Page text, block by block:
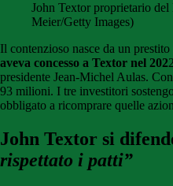
John Textor proprietario
Meier/Getty Images)
Il contenzioso nasce da un prestito
aveva concesso a Textor nel 202
presidente Jean-Michel Aulas.
93 milioni. I tre investitori
obbligato a ricomprare quelle
John Textor si
rispettato i patti”